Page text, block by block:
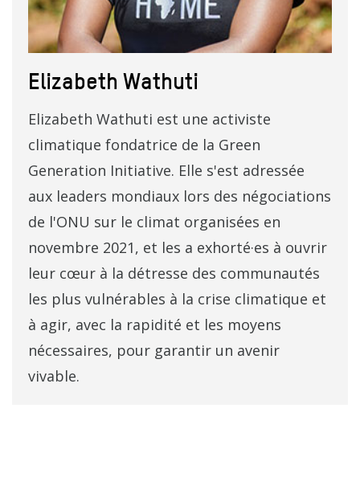
Elizabeth Wathuti
Elizabeth Wathuti est une activiste
climatique fondatrice de la Green
Generation Initiative. Elle s'est adressée
aux leaders mondiaux lors des négociations
de l'ONU sur le climat organisées en
novembre 2021, et les a exhorté·es à ouvrir
leur cœur à la détresse des communautés
les plus vulnérables à la crise climatique et
à agir, avec la rapidité et les moyens
nécessaires, pour garantir un avenir
vivable.